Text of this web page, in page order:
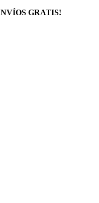
GRATIS!